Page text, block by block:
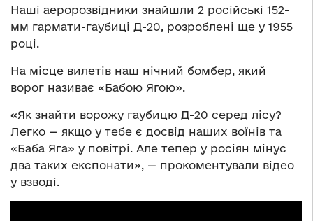
Наші аеророзвідники знайшли 2 російські 152-
мм гармати-гаубиці Д-20, розроблені ще у 1955
році.
На місце вилетів наш нічний бомбер, який
ворог називає «Бабою Ягою».
«Як знайти ворожу гаубицю Д-20 серед лісу?
Легко — якщо у тебе є досвід наших воїнів та
«Баба Яга» у повітрі. Але тепер у росіян мінус
два таких експонати», — прокоментували відео
у взводі.